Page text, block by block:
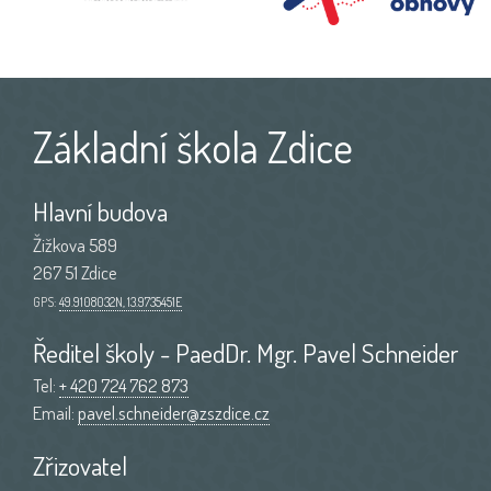
Základní škola Zdice
Hlavní budova
Žižkova 589
267 51 Zdice
GPS: 49.9108032N, 13.9735451E
Ředitel školy - PaedDr. Mgr. Pavel Schneider
Tel:+ 420 724 762 873
Email:pavel.schneider@zszdice.cz
Zřizovatel